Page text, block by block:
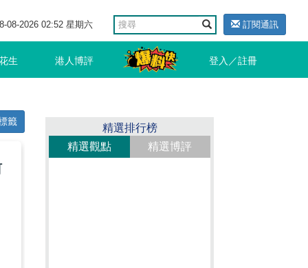
08-2026 02:52 星期六 訂閱通訊
生 港人博評 登入／註冊
籤
精選排行榜
精選觀點
精選博評